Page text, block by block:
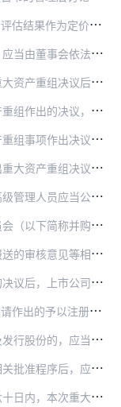
；上市公司董事会应当对评估机构的独立性、评估假设前提的…
决议，并提交股东大会批准。
一工作日至少披露下列文件：
至少应当包括下列事项：
股东所持表决权的三分之二以上通过。
、召集人和出席人员的资格、表决程序以及表决结果等事项出具的…
请文件不存在虚假记载、误导性陈述或者重大遗漏。
发行股份购买资产申请，提出审议意见。
册申请作出予以注册或者不予注册的决定，按规定应当扣除的时间…
重大调整的，应当在董事会表决通过后重新提交股东大会审议，并…
定后，应当在次一工作日予以公告。
按照本办法和证券交易所的要求履行相关程序、披露相关信息。
制实施情况报告书，向证券交易所提交书面报告，并予以公告。
展情况报告，并予以公告；此后每三十日应当公告一次，直至实施…